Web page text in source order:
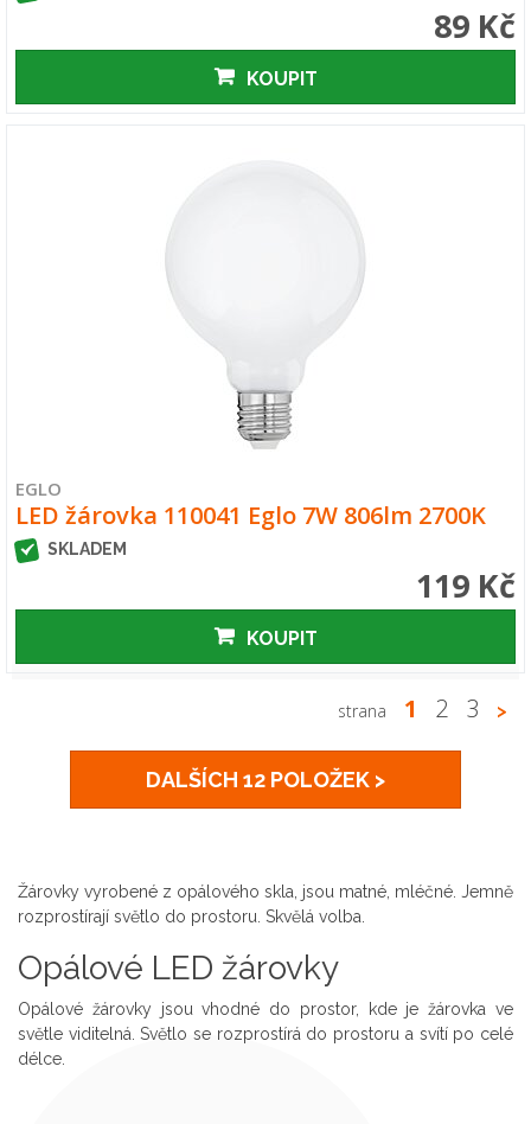
89 Kč
KOUPIT
EGLO
LED žárovka 110041 Eglo 7W 806lm 2700K
SKLADEM
119 Kč
KOUPIT
strana 1 2 3 >
DALŠÍCH 12 POLOŽEK >
Žárovky vyrobené z opálového skla, jsou matné, mléčné. Jemně
rozprostírají světlo do prostoru. Skvělá volba.
Opálové LED žárovky
Opálové žárovky jsou vhodné do prostor, kde je žárovka ve
světle viditelná. Světlo se rozprostírá do prostoru a svítí po celé
délce.